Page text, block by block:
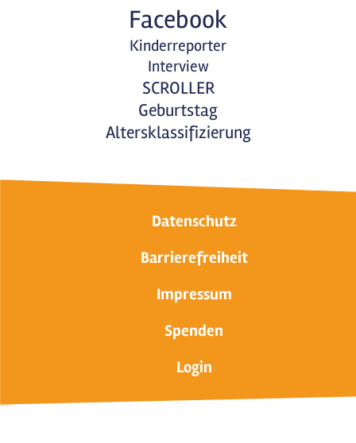
Facebook
Kinderreporter
Interview
SCROLLER
Geburtstag
Altersklassifizierung
Datenschutz
Barrierefreiheit
Impressum
Spenden
Login